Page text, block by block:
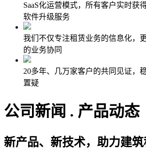
SaaS化运营模式，所有客户实时获
软件升级服务
我们不仅专注租赁业务的信息化，
的业务协同
20多年、几万家客户的共同见证，
置疑
公司新闻 . 产品动态
新产品、新技术，助力建